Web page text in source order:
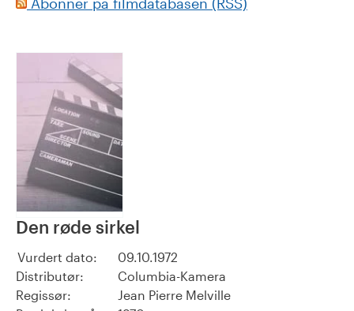
Den røde sirkel
Vurdert dato:
09.10.1972
Distributør:
Columbia-Kamera
Regissør:
Jean Pierre Melville